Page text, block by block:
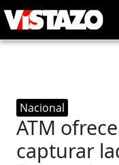
Nacional
ATM
capturar